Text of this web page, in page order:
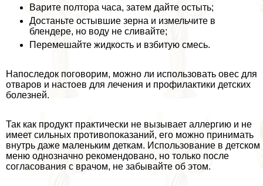
Варите полтора часа, затем дайте остыть;
Достаньте остывшие зерна и измельчите в
блендере, но воду не сливайте;
Перемешайте жидкость и взбитую смесь.
Напоследок поговорим, можно ли использовать овес для
отваров и настоев для лечения и профилактики детских
болезней.
Так как продукт пpaктически не вызывает аллергию и не
имеет сильных противопоказаний, его можно принимать
внутрь даже маленьким деткам. Использование в детском
меню однозначно рекомендовано, но только после
согласования с врачом, не забывайте об этом.